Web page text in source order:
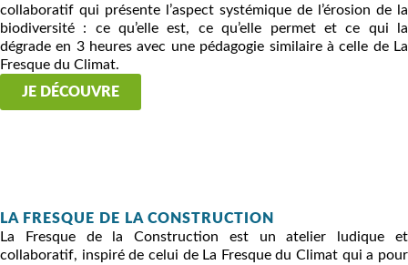
collaboratif qui présente l’aspect systémique de l’érosion de la
biodiversité : ce qu’elle est, ce qu’elle permet et ce qui la
dégrade en 3 heures avec une pédagogie similaire à celle de La
Fresque du Climat.
JE DÉCOUVRE
LA FRESQUE DE LA CONSTRUCTION
La Fresque de la Construction est un atelier ludique et
collaboratif, inspiré de celui de La Fresque du Climat qui a pour